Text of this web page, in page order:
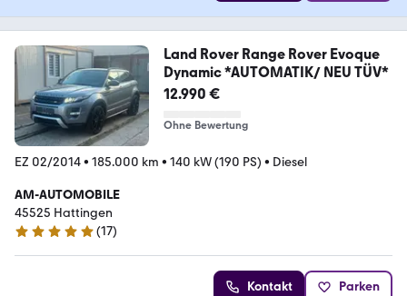
Land Rover Range Rover Evoque
Dynamic *AUTOMATIK/ NEU TÜV*
12.990 €
Ohne Bewertung
EZ 02/2014• 185.000 km • 140 kW (190 PS) • Diesel
AM-AUTOMOBILE
45525 Hattingen
4.9 Sterne
(17)
Kontakt Parken